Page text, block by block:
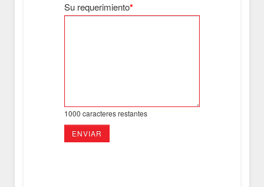
Su requerimiento*
1000 caracteres restantes
ENVIAR